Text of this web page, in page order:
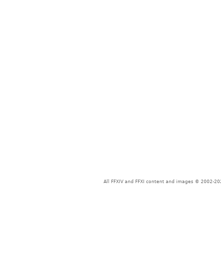
All FFXIV and FFXI content and images © 2002-